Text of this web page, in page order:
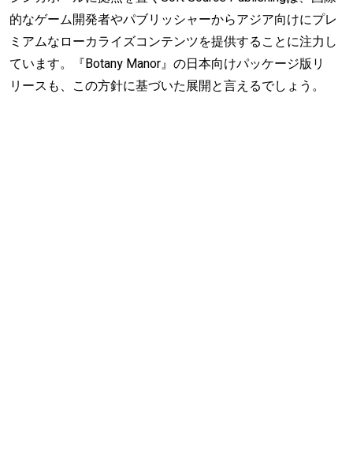
的なゲーム開発者やパブリッシャーからアジア向けにプレ
ミアムなローカライズコンテンツを提供することに注力し
ています。『Botany Manor』の日本向けパッケージ版リ
リースも、この方針に基づいた展開と言えるでしょう。